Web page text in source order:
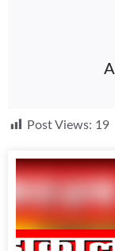
Post Views: 19